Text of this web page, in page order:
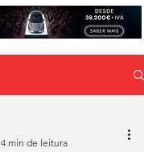
4 min de leitura